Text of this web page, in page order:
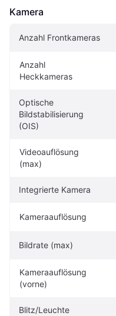
Kamera
Anzahl Frontkameras
Anzahl
Heckkameras
Optische
Bildstabilisierung
(OIS)
Videoauflösung
(max)
Integrierte Kamera
Kameraauflösung
Bildrate (max)
Kameraauflösung
(vorne)
Blitz/Leuchte